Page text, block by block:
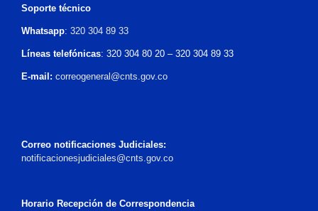
Soporte técnico
Whatsapp: 320 304 89 33
Líneas telefónicas: 320 304 80 20 – 320 304 89 33
E-mail: correogeneral@cnts.gov.co
Correo notificaciones Judiciales:
notificacionesjudiciales@cnts.gov.co
Horario Recepción de Correspondencia